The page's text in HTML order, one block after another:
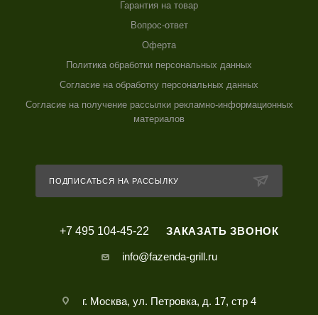
Гарантия на товар
Вопрос-ответ
Оферта
Политика обработки персональных данных
Согласие на обработку персональных данных
Согласие на получение рассылки рекламно-информационных
материалов
ПОДПИСАТЬСЯ НА РАССЫЛКУ
+7 495 104-45-22 ЗАКАЗАТЬ ЗВОНОК
info@fazenda-grill.ru
г. Москва, ул. Петровка, д. 17, стр 4